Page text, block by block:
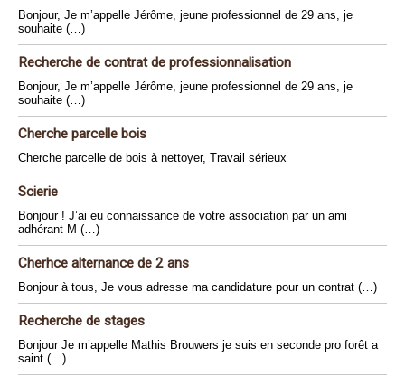
Bonjour, Je m’appelle Jérôme, jeune professionnel de 29 ans, je
souhaite (…)
Recherche de contrat de professionnalisation
Bonjour, Je m’appelle Jérôme, jeune professionnel de 29 ans, je
souhaite (…)
Cherche parcelle bois
Cherche parcelle de bois à nettoyer, Travail sérieux
Scierie
Bonjour ! J’ai eu connaissance de votre association par un ami
adhérant M (…)
Cherhce alternance de 2 ans
Bonjour à tous, Je vous adresse ma candidature pour un contrat (…)
Recherche de stages
Bonjour Je m’appelle Mathis Brouwers je suis en seconde pro forêt a
saint (…)